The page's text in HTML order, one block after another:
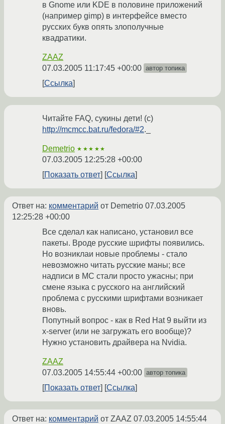
в Gnome или KDE в половине приложений
(например gimp) в интерфейсе вместо
русских букв опять злополучные
квадратики.
ZAAZ
07.03.2005 11:17:45 +00:00 автор топика
Ссылка
Читайте FAQ, сукины дети! (c)
http://mcmcc.bat.ru/fedora/#2._
Demetrio ★★★★★
07.03.2005 12:25:28 +00:00
Показать ответ
Ссылка
Ответ на: комментарий от Demetrio 07.03.2005
12:25:28 +00:00
Все сделал как написано, установил все
пакеты. Вроде русские шрифты появились.
Но возниклаи новые проблемы - стало
невозможно читать русские маны; все
надписи в MC стали просто ужасны; при
смене языка с русского на английский
проблема с русскими шрифтами возникает
вновь.
Попутный вопрос - как в Red Hat 9 выйти из
x-server (или не загружать его вообще)?
Нужно установить драйвера на Nvidia.
ZAAZ
07.03.2005 14:55:44 +00:00 автор топика
Показать ответ Ссылка
Ответ на: комментарий от ZAAZ 07.03.2005 14:55:44